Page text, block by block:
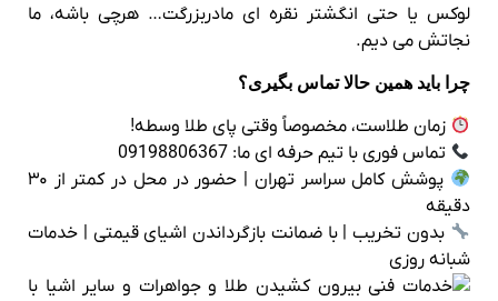
لوکس یا حتی انگشتر نقره‌ ای مادربزرگت… هرچی باشه، ما
نجاتش می‌ دیم.
چرا باید همین حالا تماس بگیری؟
زمان طلاست، مخصوصاً وقتی پای طلا وسطه!
تماس فوری با تیم حرفه‌ ای ما: 09198806367
پوشش کامل سراسر تهران | حضور در محل در کمتر از ۳۰
دقیقه
بدون تخریب | با ضمانت بازگرداندن اشیای قیمتی | خدمات
شبانه‌ روزی